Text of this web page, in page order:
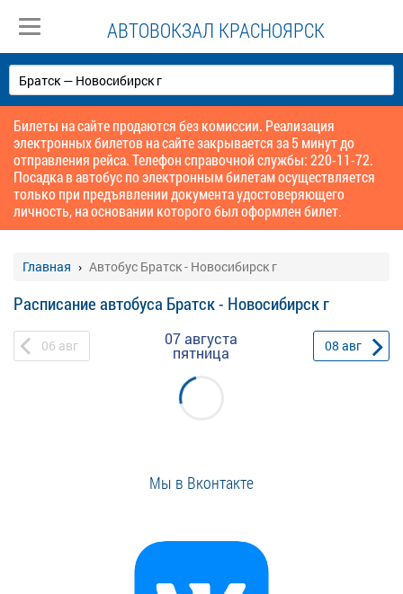
АВТОВОКЗАЛ КРАСНОЯРСК
Билеты на сайте продаются без комиссии. Реализация
электронных билетов на сайте закрывается за 5 минут до
отправления рейса. Телефон справочной службы: 220-11-72.
Посадка в автобус по электронным билетам осуществляется
только при предъявлении документа удостоверяющего
личность, на основании которого был оформлен билет.
Главная Автобус Братск - Новосибирск г
Расписание автобуса Братск - Новосибирск г
06 авг 07 августа
пятница 08 авг
Мы в Вконтакте